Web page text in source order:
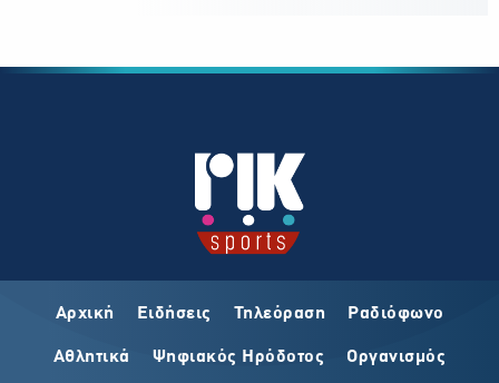
Αρχική Ειδήσεις Τηλεόραση Ραδιόφωνο
Αθλητικά Ψηφιακός Ηρόδοτος Οργανισμός